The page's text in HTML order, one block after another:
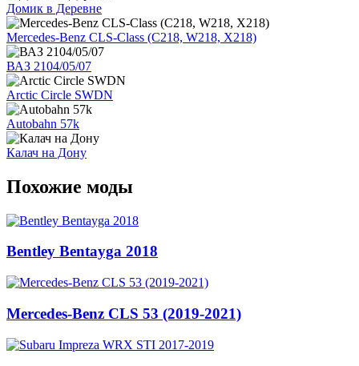
Домик в Деревне
Mercedes-Benz CLS-Class (C218, W218, X218)
ВАЗ 2104/05/07
Arctic Circle SWDN
Autobahn 57k
Калач на Дону
Похожие моды
Bentley Bentayga 2018
Mercedes-Benz CLS 53 (2019-2021)